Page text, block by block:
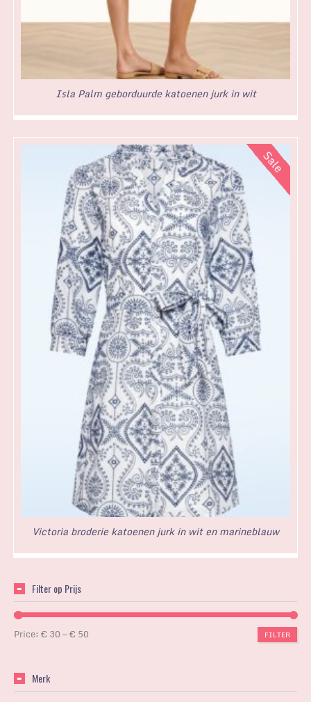
Isla Palm geborduurde katoenen jurk in wit
Victoria broderie katoenen jurk in wit en marineblauw
Filter op Prijs
FILTER
Price:€ 30—€ 50
Merk